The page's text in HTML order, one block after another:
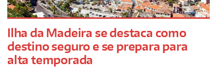
Ilha da Madeira se destaca como
destino seguro e se prepara para
alta temporada